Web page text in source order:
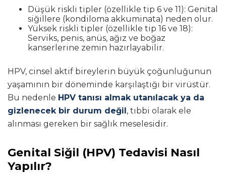
Düşük riskli tipler (özellikle tip 6 ve 11): Genital
siğillere (kondiloma akkuminata) neden olur.
Yüksek riskli tipler (özellikle tip 16 ve 18):
Serviks, penis, anüs, ağız ve boğaz
kanserlerine zemin hazırlayabilir.
HPV, cinsel aktif bireylerin büyük çoğunluğunun
yaşamının bir döneminde karşılaştığı bir virüstür.
Bu nedenle HPV tanısı almak utanılacak ya da
gizlenecek bir durum değil, tıbbi olarak ele
alınması gereken bir sağlık meselesidir.
Genital Siğil (HPV) Tedavisi Nasıl
Yapılır?